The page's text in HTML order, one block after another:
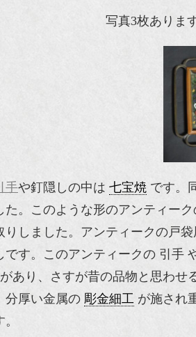
写真3枚ありま
手や釘隠しの中は 七宝焼 です。
た。このような形のアンティー
りしました。アンティークの戸
です。このアンティークの 引手
があり、さすが昔の品物と思わせ
分厚い金属の 彫金細工 が施され